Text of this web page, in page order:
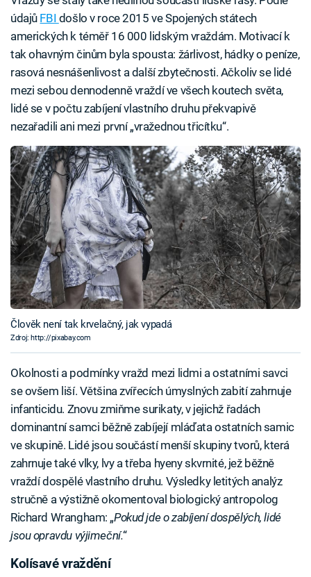
údajů FBI došlo v roce 2015 ve Spojených státech
amerických k téměř 16 000 lidským vraždám. Motivací k
tak ohavným činům byla spousta: žárlivost, hádky o peníze,
rasová nesnášenlivost a další zbytečnosti. Ačkoliv se lidé
mezi sebou dennodenně vraždí ve všech koutech světa,
lidé se v počtu zabíjení vlastního druhu překvapivě
nezařadili ani mezi první „vražednou třicítku“.
Člověk není tak krvelačný, jak vypadá
Zdroj: http://pixabay.com
Okolnosti a podmínky vražd mezi lidmi a ostatními savci
se ovšem liší. Většina zvířecích úmyslných zabití zahrnuje
infanticidu. Znovu zmiňme surikaty, v jejichž řadách
dominantní samci běžně zabíjejí mláďata ostatních samic
ve skupině. Lidé jsou součástí menší skupiny tvorů, která
zahrnuje také vlky, lvy a třeba hyeny skvrnité, jež běžně
vraždí dospělé vlastního druhu. Výsledky letitých analýz
stručně a výstižně okomentoval biologický antropolog
Richard Wrangham: „Pokud jde o zabíjení dospělých, lidé
jsou opravdu výjimeční.“
Kolísavé vraždění